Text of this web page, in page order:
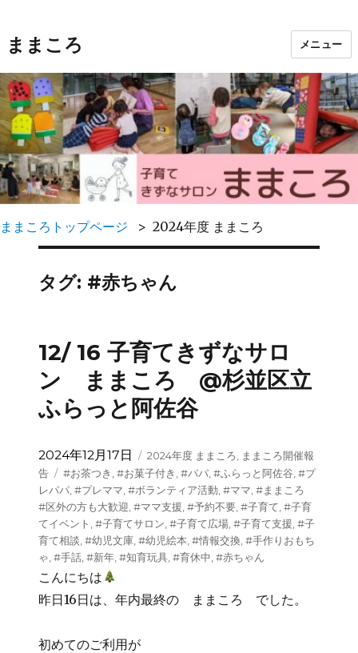
ままころ メニュー
ままころトップページ 2024年度 ままころ
タグ: #赤ちゃん
12/ 16 子育てきずなサロ
ン ままころ @杉並区立
ふらっと阿佐谷
投
稿
日:
2024年12月17日
カ
テ
ゴ
リ
ー
2024年度 ままころ
ままころ開催報
告
タ
グ
#お茶つき #お菓子付き #パパ, #ふらっと阿佐谷 #プ
レパパ, #プレママ #ボランティア活動 #ママ #ままころ
#区外の方も大歓迎 #ママ支援 #予約不要, #子育て #子育
てイベント #子育てサロン #子育て広場, #子育て支援 #子
育て相談 #幼児文庫, #幼児絵本 #情報交換 #手作りおもち
ゃ #手話, #新年, #知育玩具, #育休中 #赤ちゃん
こんにちは
昨日16日は、年内最終の ままころ でした。
初めてのご利用が